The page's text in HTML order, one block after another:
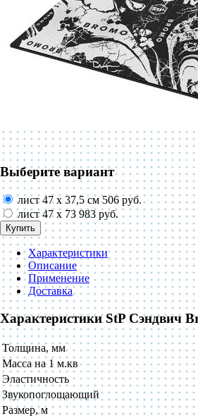
Выберите вариант
лист 47 х 37,5 см506 руб.
лист 47 х 73 983 руб.
Купить
Характеристики
Описание
Применение
Доставка
Характеристики StP Сэндвич
Толщина, мм
Масса на 1 м.кв
Эластичность
Звукопоглощающий
Размер, м